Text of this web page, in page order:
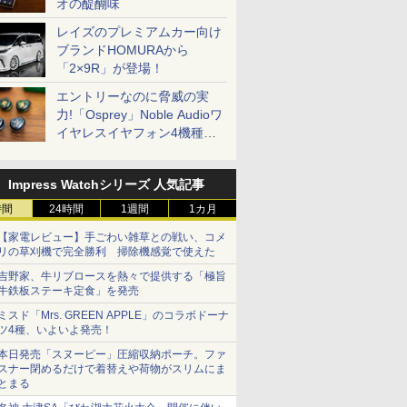
オの醍醐味
レイズのプレミアムカー向け
ブランドHOMURAから
「2×9R」が登場！
エントリーなのに脅威の実
力!「Osprey」Noble Audioワ
イヤレスイヤフォン4機種を
Impress Watchシリーズ 人気記事
24時間 1週間 1カ月
家電レビュー】手ごわい雑草との戦い、コメ
の草刈機で完全勝利 掃除機感覚で使えた
野家、牛リブロースを熱々で提供する「極旨
鉄板ステーキ定食」を発売
スド「Mrs. GREEN APPLE」のコラボドーナ
4種、いよいよ発売！
日発売「スヌーピー」圧縮収納ポーチ。ファ
ナー閉めるだけで着替えや荷物がスリムにま
まる